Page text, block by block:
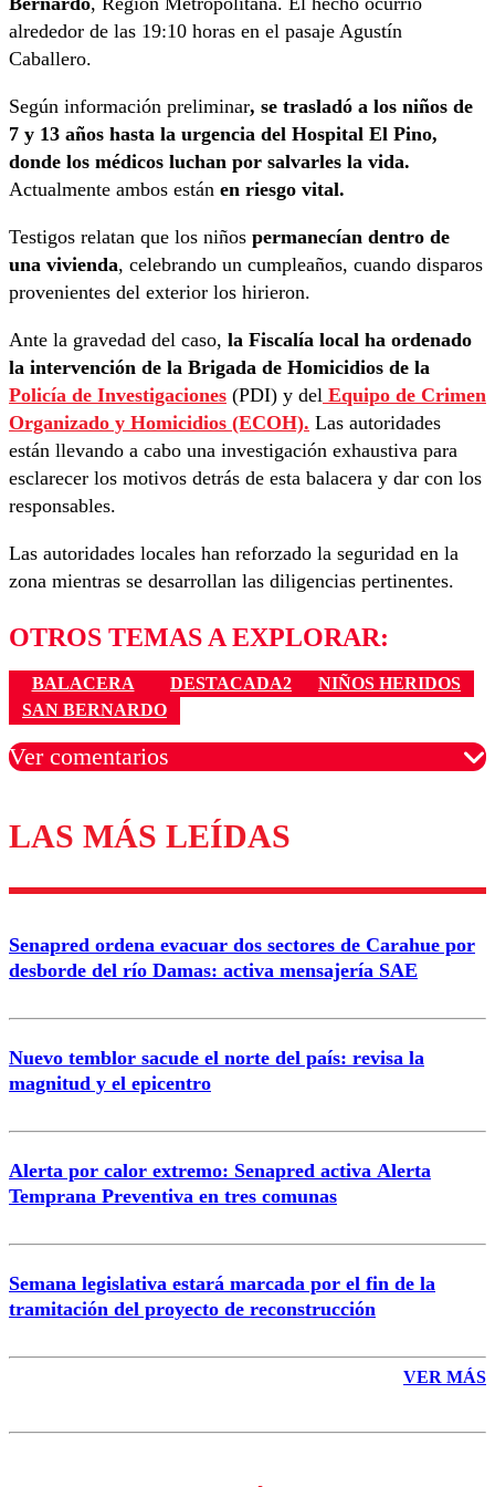
alrededor de las 19:10 horas en el pasaje Agustín
Caballero.
Según información preliminar, se trasladó a los niños de
7 y 13 años hasta la urgencia del Hospital El Pino,
donde los médicos luchan por salvarles la vida.
Actualmente ambos están en riesgo vital.
Testigos relatan que los niños permanecían dentro de
una vivienda, celebrando un cumpleaños, cuando disparos
provenientes del exterior los hirieron.
Ante la gravedad del caso, la Fiscalía local ha ordenado
la intervención de la Brigada de Homicidios de la
Policía de Investigaciones (PDI) y del Equipo de Crimen
Organizado y Homicidios (ECOH). Las autoridades
están llevando a cabo una investigación exhaustiva para
esclarecer los motivos detrás de esta balacera y dar con los
responsables.
Las autoridades locales han reforzado la seguridad en la
zona mientras se desarrollan las diligencias pertinentes.
OTROS TEMAS A EXPLORAR:
BALACERA DESTACADA2
NIÑOS HERIDOS
SAN BERNARDO
Ver comentarios
Los comentarios son moderados para garantizar un
diálogo respetuoso.
Nombre
Correo
LAS MÁS LEÍDAS
Senapred ordena evacuar dos sectores de Carahue por
desborde del río Damas: activa mensajería SAE
Nuevo temblor sacude el norte del país: revisa la
magnitud y el epicentro
Alerta por calor extremo: Senapred activa Alerta
Temprana Preventiva en tres comunas
Semana legislativa estará marcada por el fin de la
tramitación del proyecto de reconstrucción
VER MÁS